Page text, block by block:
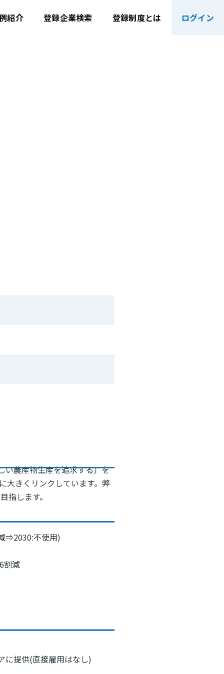
紹介 登録企業検索 登録制度とは ログイン
い農産物生産を追求する」を
大きくリンクしています。弊
指します。
⇒2030:不使用)
割減
に提供(直接雇用はなし)